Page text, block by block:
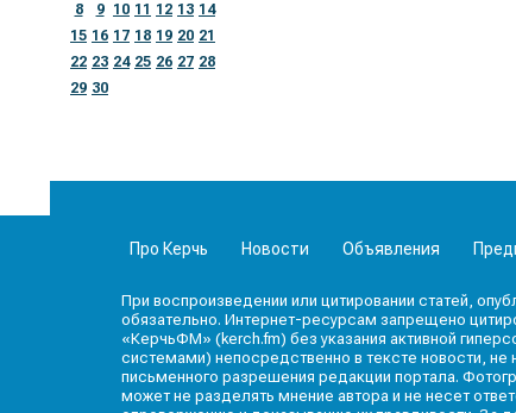
8
9 10 11 12 13 14
15 16 17 18 19 20 21
22 23 24 25 26 27 28
29 30
Про Керчь Новости Объявления
При воспроизведении или цитировании статей,
обязательно. Интернет-ресурсам запрещено
«КерчьФМ» (kerch.fm) без указания активной
системами) непосредственно в тексте новости, не
письменного разрешения редакции портала.
может не разделять мнение автора и не несет